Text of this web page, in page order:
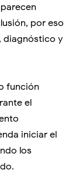
por eso
diagnóstico y
función
el
iniciar el
los